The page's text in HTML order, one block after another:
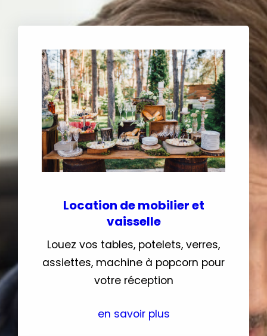
Location de mobilier et
vaisselle
Louez vos tables, potelets, verres,
assiettes, machine à popcorn pour
votre réception
en savoir plus